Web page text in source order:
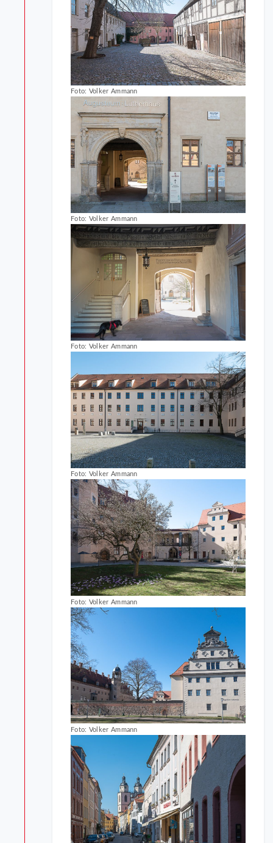
Foto: Volker Ammann
Foto: Volker Ammann
Foto: Volker Ammann
Foto: Volker Ammann
Foto: Volker Ammann
Foto: Volker Ammann